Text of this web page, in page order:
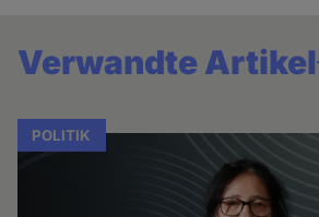
Verwandte Artikel
POLITIK